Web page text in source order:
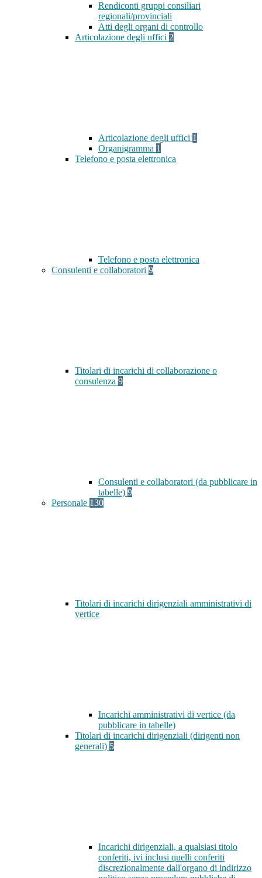
Rendiconti gruppi consiliari
regionali/provinciali
Atti degli organi di controllo
Articolazione degli uffici 2
Articolazione degli uffici 1
Organigramma 1
Telefono e posta elettronica
Telefono e posta elettronica
Consulenti e collaboratori 9
Titolari di incarichi di collaborazione o
consulenza 9
Consulenti e collaboratori (da pubblicare in
tabelle) 9
Personale 130
Titolari di incarichi dirigenziali amministrativi di
vertice
Incarichi amministrativi di vertice (da
pubblicare in tabelle)
Titolari di incarichi dirigenziali (dirigenti non
generali) 5
Incarichi dirigenziali, a qualsiasi titolo
conferiti, ivi inclusi quelli conferiti
discrezionalmente dall'organo di indirizzo